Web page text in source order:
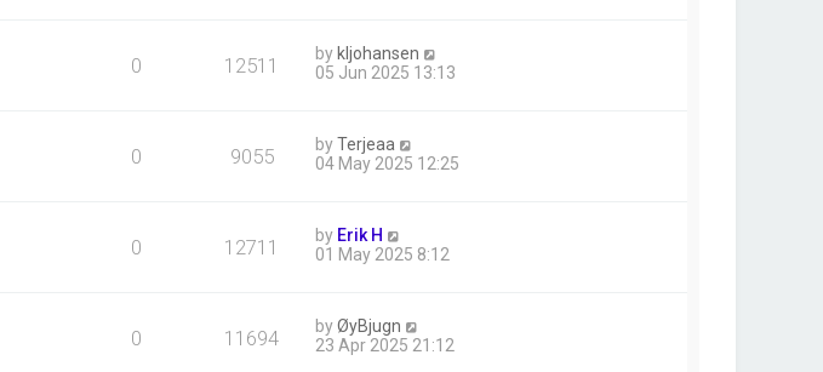
0 12511 by kljohansen
05 Jun 2025 13:13
0 9055 byTerjeaa
04 May 2025 12:25
0 12711 by Erik H
01 May 2025 8:12
0 11694 byØyBjugn
23 Apr 2025 21:12